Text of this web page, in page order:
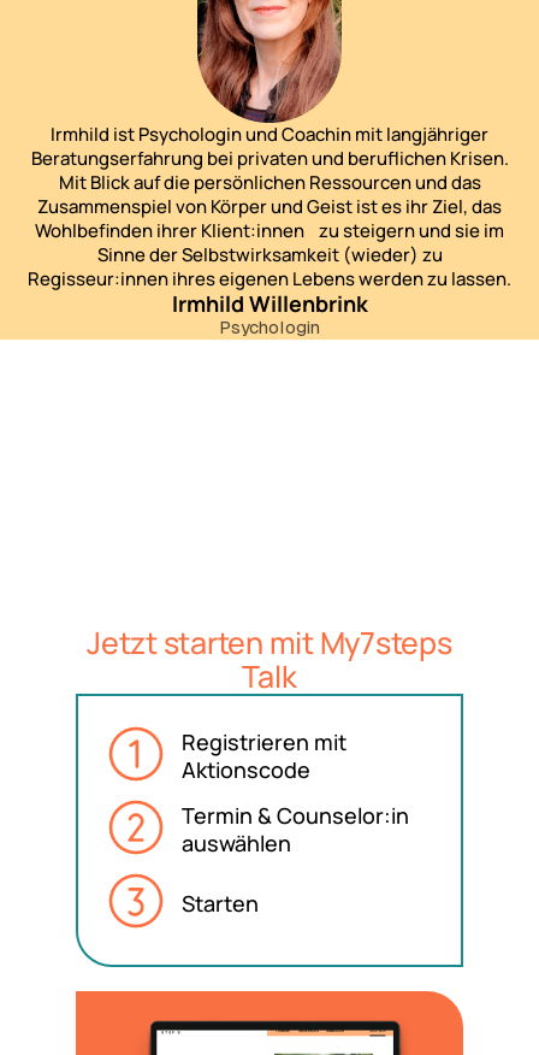
Irmhild ist Psychologin und Coachin mit langjähriger
Beratungserfahrung bei privaten und beruflichen Krisen.
Mit Blick auf die persönlichen Ressourcen und das
Zusammenspiel von Körper und Geist ist es ihr Ziel, das
Wohlbefinden ihrer Klient:innen zu steigern und sie im
Sinne der Selbstwirksamkeit (wieder) zu
Regisseur:innen ihres eigenen Lebens werden zu lassen.
Irmhild Willenbrink
Psychologin
Jetzt starten mit My7steps
Talk
Registrieren mit
Aktionscode
Termin & Counselor:in
auswählen
Starten